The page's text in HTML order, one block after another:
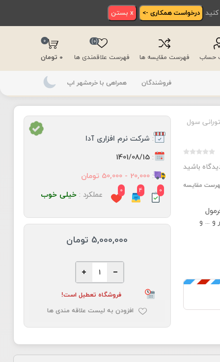
درخواست همکاری -> x بستن
حساب فهرست مقایسه ها فهرست علاقمندی ها
(0)
0
0 تومان
فروشندگان همراهی با خرمشهر اپ
سول
باشید
مقایسه
و ... و
: شرکت نرم افزاری آدا
:
1401/08/15
:20,000 - 50,000 تومان
0
4
0 عملکرد :خیلی خوب
5,000,000 تومان
فروشگاه تعطیل است!
افزودن به لیست علاقه مندی ها